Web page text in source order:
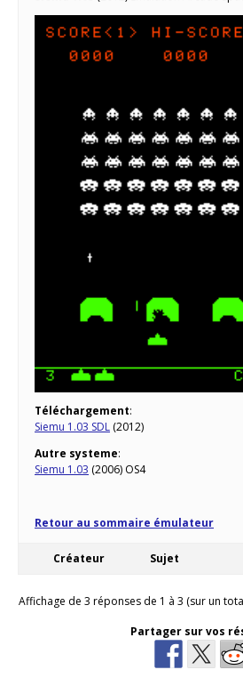
Téléchargement:
Siemu 1.03 SDL (2012)
Autre systeme:
Siemu 1.03 (2006) OS4
Retour au sommaire émulateur
Créateur Sujet
Affichage de 3 réponses de 1 à 3 (sur un
Partager sur vos